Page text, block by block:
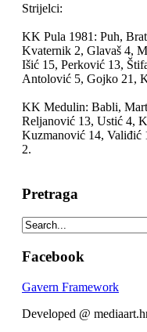
Strijelci:
KK Pula 1981: Puh,
Kvaternik 2, Glavaš 4,
Išić 15, Perković 13,
Antolović 5, Gojko 21,
KK Medulin: Babli,
Reljanović 13, Ustić 4,
Kuzmanović 14, Valiđić
2.
Pretraga
Facebook
Gavern Framework
Developed @